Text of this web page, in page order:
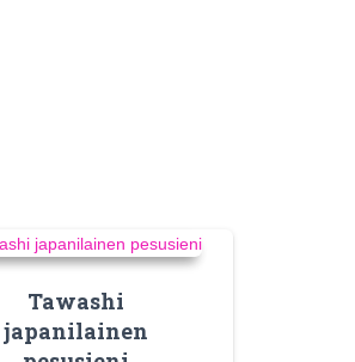
Tawashi
japanilainen